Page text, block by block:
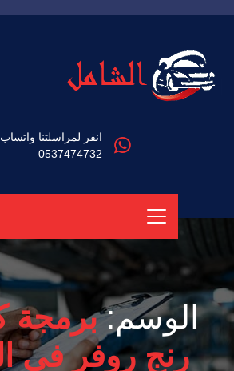
انقر لمراسلتنا واتساب
0537474732
الوسم:برمجة
رنج روفر في